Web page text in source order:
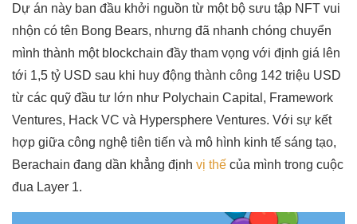
Dự án này ban đầu khởi nguồn từ một bộ sưu tập NFT vui
nhộn có tên Bong Bears, nhưng đã nhanh chóng chuyển
mình thành một blockchain đầy tham vọng với định giá lên
tới 1,5 tỷ USD sau khi huy động thành công 142 triệu USD
từ các quỹ đầu tư lớn như Polychain Capital, Framework
Ventures, Hack VC và Hypersphere Ventures. Với sự kết
hợp giữa công nghệ tiên tiến và mô hình kinh tế sáng tạo,
Berachain đang dần khẳng định vị thế của mình trong cuộc
đua Layer 1.